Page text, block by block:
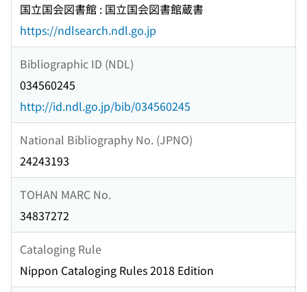
国立国会図書館 : 国立国会図書館蔵書
https://ndlsearch.ndl.go.jp
Bibliographic ID (NDL)
034560245
http://id.ndl.go.jp/bib/034560245
National Bibliography No. (JPNO)
24243193
TOHAN MARC No.
34837272
Cataloging Rule
Nippon Cataloging Rules 2018 Edition